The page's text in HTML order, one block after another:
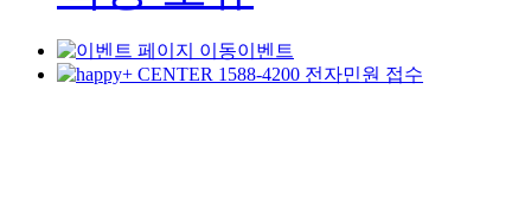
이벤트